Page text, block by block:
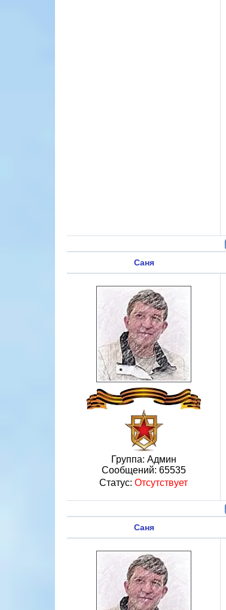
Саня
Группа: Админ
Сообщений: 65535
Статус: Отсутствует
Саня